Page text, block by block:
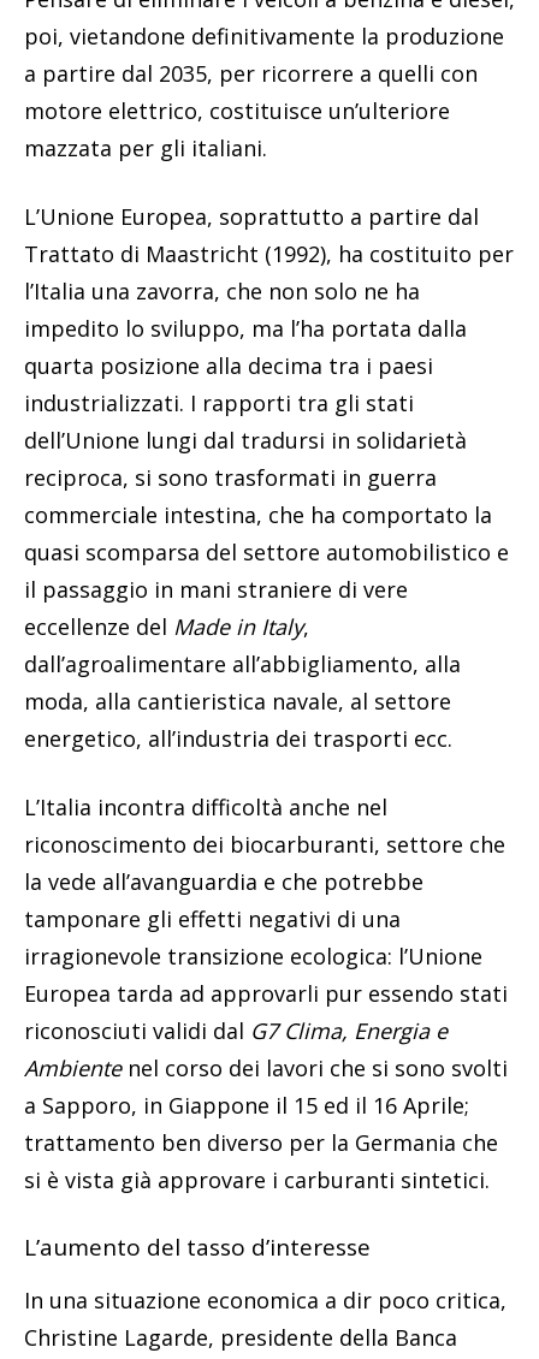
poi, vietandone definitivamente la produzione
a partire dal 2035, per ricorrere a quelli con
motore elettrico, costituisce un’ulteriore
mazzata per gli italiani.
L’Unione Europea, soprattutto a partire dal
Trattato di Maastricht (1992), ha costituito per
l’Italia una zavorra, che non solo ne ha
impedito lo sviluppo, ma l’ha portata dalla
quarta posizione alla decima tra i paesi
industrializzati. I rapporti tra gli stati
dell’Unione lungi dal tradursi in solidarietà
reciproca, si sono trasformati in guerra
commerciale intestina, che ha comportato la
quasi scomparsa del settore automobilistico e
il passaggio in mani straniere di vere
eccellenze del Made in Italy,
dall’agroalimentare all’abbigliamento, alla
moda, alla cantieristica navale, al settore
energetico, all’industria dei trasporti ecc.
L’Italia incontra difficoltà anche nel
riconoscimento dei biocarburanti, settore che
la vede all’avanguardia e che potrebbe
tamponare gli effetti negativi di una
irragionevole transizione ecologica: l’Unione
Europea tarda ad approvarli pur essendo stati
riconosciuti validi dal G7 Clima, Energia e
Ambientenel corso dei lavori che si sono svolti
a Sapporo, in Giappone il 15 ed il 16 Aprile;
trattamento ben diverso per la Germania che
si è vista già approvare i carburanti sintetici.
L’aumento del tasso d’interesse
In una situazione economica a dir poco critica,
Christine Lagarde, presidente della Banca